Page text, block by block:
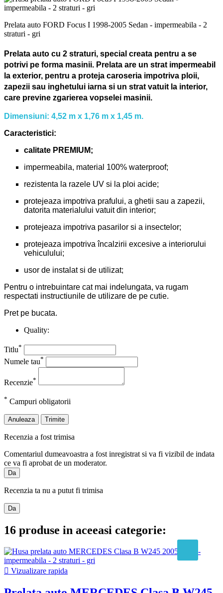
Prelata auto FORD Focus I 1998-2005 Sedan - impermeabila - 2
straturi - gri
Prelata auto cu 2 straturi, special creata pentru a se
potrivi pe forma masinii. Prelata are un strat impermeabil
la exterior, pentru a proteja caroseria impotriva ploii,
zapezii sau inghetului iarna si un strat vatuit la interior,
care previne zgarierea vopselei masinii.
Dimensiuni: 4,52 m x 1,76 m x 1,45 m.
Caracteristici:
calitate PREMIUM;
impermeabila, material 100% waterproof;
rezistenta la razele UV si la ploi acide;
protejeaza impotriva prafului, a ghetii sau a zapezii,
datorita materialului vatuit din interior;
protejeaza impotriva pasarilor si a insectelor;
protejeaza impotriva încalzirii excesive a interiorului
vehiculului;
usor de instalat si de utilizat;
Pentru o intrebuintare cat mai indelungata, va rugam
respectati instructiunile de utilizare de pe cutie.
Pret pe bucata.
Quality:
Titlu*
Numele tau*
Recenzie*
* Campuri obligatorii
Anuleaza Trimite
Recenzia a fost trimisa
Comentariul dumeavoastra a fost inregistrat si va fi vizibil de indata
ce va fi aprobat de un moderator.
Da
Recenzia ta nu a putut fi trimisa
Da
16 produse in aceeasi categorie:
 Vizualizare rapida